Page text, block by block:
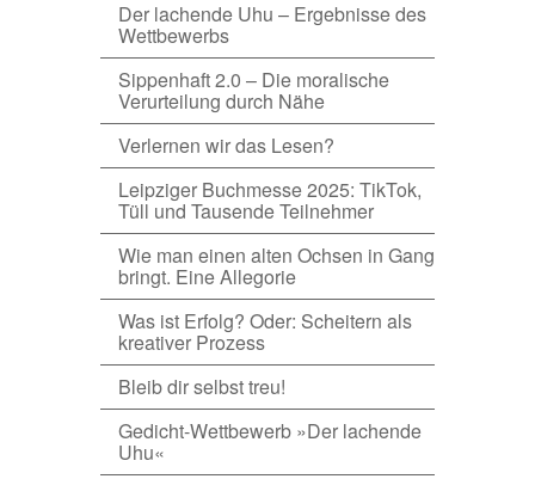
Der lachende Uhu – Ergebnisse des
Wettbewerbs
Sippenhaft 2.0 – Die moralische
Verurteilung durch Nähe
Verlernen wir das Lesen?
Leipziger Buchmesse 2025: TikTok,
Tüll und Tausende Teilnehmer
Wie man einen alten Ochsen in Gang
bringt. Eine Allegorie
Was ist Erfolg? Oder: Scheitern als
kreativer Prozess
Bleib dir selbst treu!
Gedicht-Wettbewerb »Der lachende
Uhu«